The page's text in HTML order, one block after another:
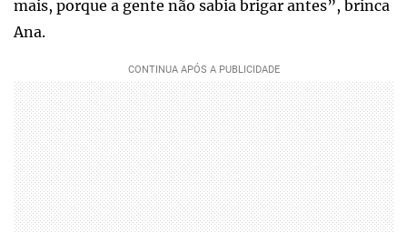
mais, porque a gente não sabia brigar antes”, brinca
Ana.